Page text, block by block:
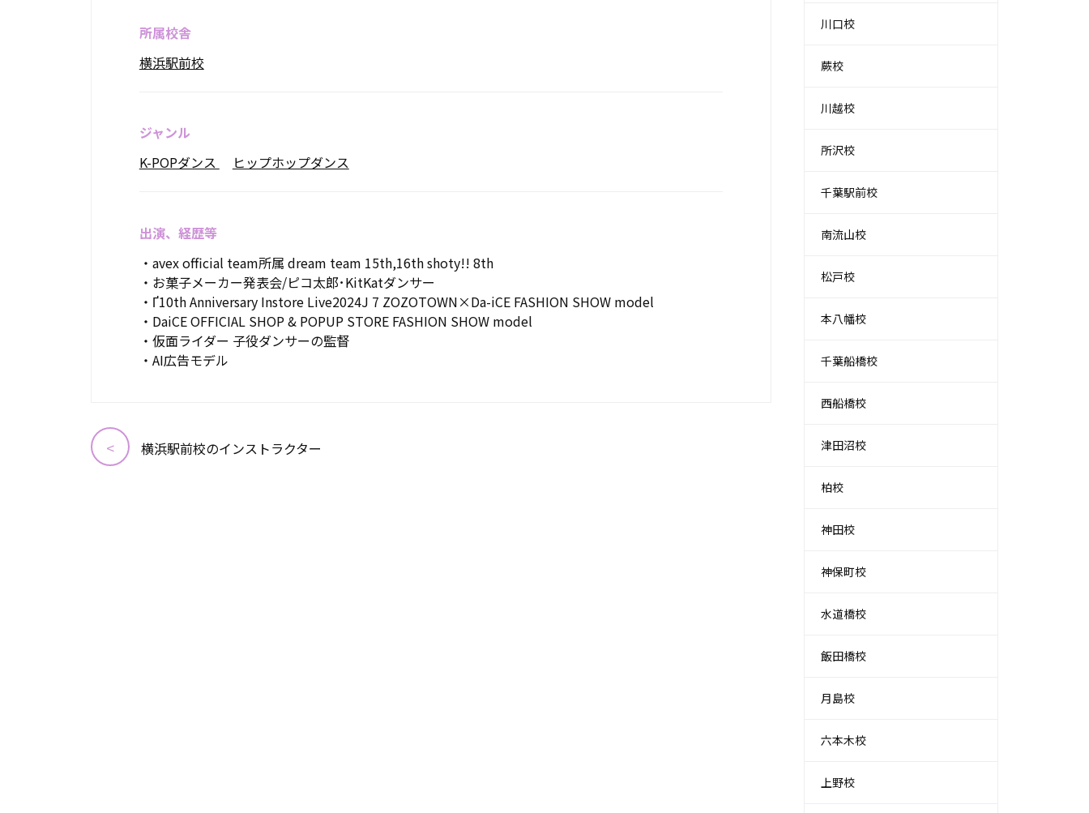
所属校舎
横浜駅前校
ジャンル
K-POPダンス
ヒップホップダンス
出演、経歴等
・avex official team所属 dream team 15th,16th shoty!! 8th
・お菓子メーカー発表会/ピコ太郎･KitKatダンサー
・Ґ10th Anniversary Instore Live2024J 7 ZOZOTOWN×Da-iCE FASHION SHOW model
・DaiCE OFFICIAL SHOP & POPUP STORE FASHION SHOW model
・仮面ライダー 子役ダンサーの監督
・AI広告モデル
横浜駅前校のインストラクター
川口校
蕨校
川越校
所沢校
千葉駅前校
南流山校
松戸校
本八幡校
千葉船橋校
西船橋校
津田沼校
柏校
神田校
神保町校
水道橋校
飯田橋校
月島校
六本木校
上野校